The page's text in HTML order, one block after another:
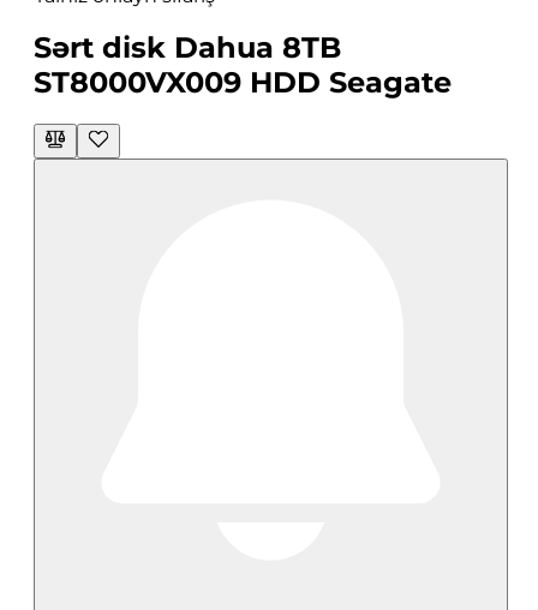
Sərt disk Dahua 8TB
ST8000VX009 HDD Seagate